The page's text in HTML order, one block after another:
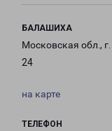
БАЛАШИХА
Московская обл.,
24
на карте
ТЕЛЕФОН